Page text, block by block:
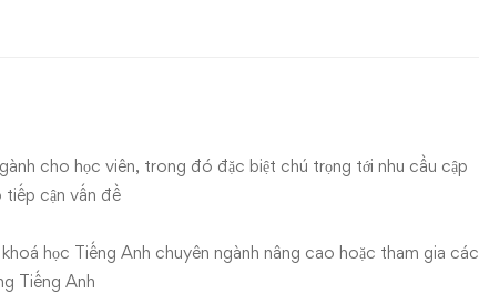
cho học viên, trong đó đặc biệt chú trọng tới nhu cầu cập
tiếp cận vấn đề
học Tiếng Anh chuyên ngành nâng cao hoặc tham gia các
Tiếng Anh